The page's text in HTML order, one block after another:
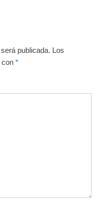
publicada. Los
con*